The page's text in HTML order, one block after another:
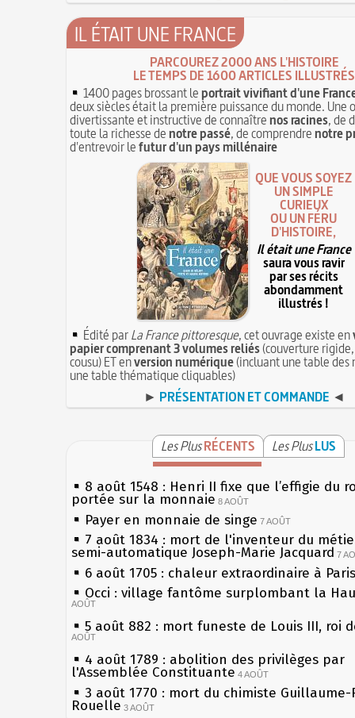
IL ÉTAIT UNE FRANCE
PARCOUREZ 2000 ANS L'HISTOIRE
LE TEMPS DE 1600 ARTICLES ILLUSTRÉS
1400 pages brossant leportrait vivifiant d'une
deux siècles était la première puissance du monde. Une
divertissante et instructive de connaîtrenos racines, de
toute la richesse denotre passé, de comprendrenotre
d'entrevoir lefutur d'un pays millénaire
QUE VOUS SOYEZ
UN SIMPLE
CURIEUX
OU UN FÉRU
D'HISTOIRE,
Il était une France
saura vous ravir
par ses récits
abondamment
illustrés !
Édité parLa France pittoresque, cet ouvrage existe en
papier comprenant 3 volumes reliés(couverture
cousu) ET enversion numérique(incluant une table des
une table thématique cliquables)
► PRÉSENTATION ET COMMANDE ◄
Les PlusRÉCENTS Les PlusLUS
8 août 1548 : Henri II fixe que l’effigie du
portée sur la monnaie 8 AOÛT
Payer en monnaie de singe 7 AOÛT
7 août 1834 : mort de l'inventeur du
semi-automatique Joseph-Marie Jacquard 7
6 août 1705 : chaleur extraordinaire à Paris
Occi : village fantôme surplombant la
AOÛT
5 août 882 : mort funeste de Louis III, roi
AOÛT
4 août 1789 : abolition des privilèges par
l'Assemblée Constituante 4 AOÛT
3 août 1770 : mort du chimiste Guillaume-
Rouelle 3 AOÛT